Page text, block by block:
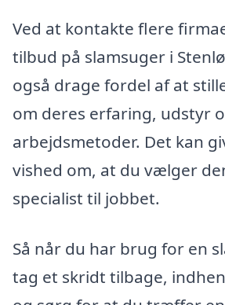
Ved at kontakte flere
tilbud på slamsuger i
også drage fordel af at
om deres erfaring, udstyr
arbejdsmetoder. Det kan
vished om, at du vælger
specialist til jobbet.
Så når du har brug for en
tag et skridt tilbage,